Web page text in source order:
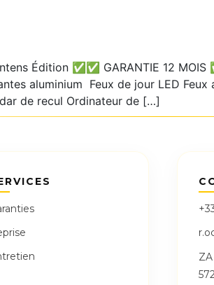
Édition ✅✅ GARANTIE 12
aluminium Feux de jour LED
de recul Ordinateur de […]